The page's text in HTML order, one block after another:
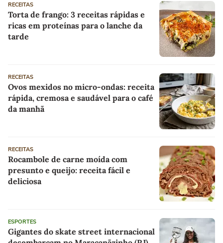
RECEITAS
Torta de frango: 3 receitas rápidas e
ricas em proteínas para o lanche da
tarde
RECEITAS
Ovos mexidos no micro-ondas: receita
rápida, cremosa e saudável para o café
da manhã
RECEITAS
Rocambole de carne moída com
presunto e queijo: receita fácil e
deliciosa
ESPORTES
Gigantes do skate street internacional